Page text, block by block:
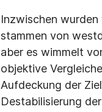
Inzwischen wurden
stammen von
aber es wimmelt
objektive
Aufdeckung der
Destabilisierung